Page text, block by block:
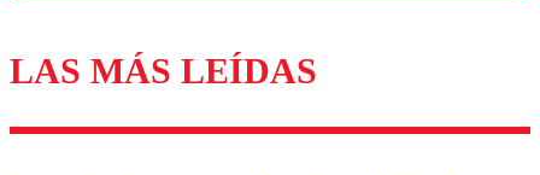
Los comentarios son moderados para garantizar un
diálogo respetuoso.
LAS MÁS LEÍDAS